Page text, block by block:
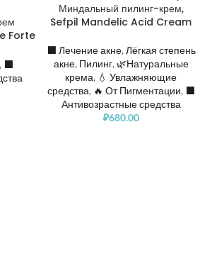
Forte
, ⬛️
Миндальный пилинг-крем,
Sefpil Mandelic Acid Cream
⬛️ Лечение акне, Лёгкая степень
акне, Пилинг, 🌿Натуральные
крема, 💧 Увлажняющие
средства, 🔥 От Пигментации, ⬛️
Антивозрастные средства
₽680.00